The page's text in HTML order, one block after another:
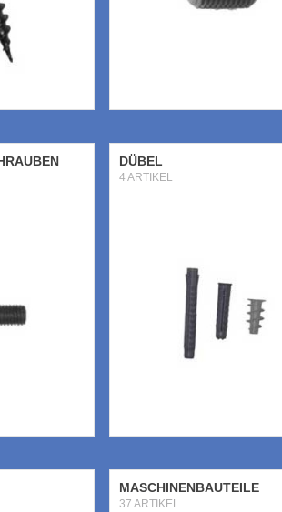
DÜBEL
4 ARTIKEL
MASCHINENBAUTEILE
37 ARTIKEL